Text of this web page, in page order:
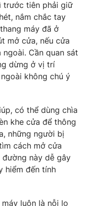
trước tiên phải giữ
nắm chắc tay
máy đã ở
mở cửa, nếu cửa
Cần quan sát
dừng ở vị trí
không chú ý
có thể dùng chìa
khe cửa để thông
những người bị
cách mở cửa
này dễ gây
hiểm đến tính
luôn là nỗi lo